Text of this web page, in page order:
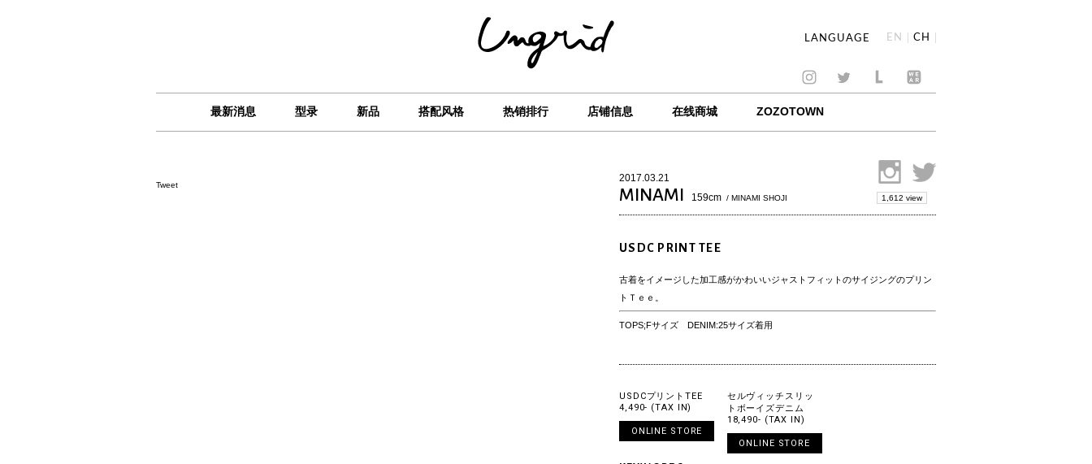
LANGUAGE EN CH
最新消息 型录 新品 搭配风格 热销排行 店铺信息 在线商城 ZOZOTOWN
Tweet
2017.03.21
MINAMI 159cm / MINAMI SHOJI 1,612 view
USDC PRINT TEE
古着をイメージした加工感がかわいいジャストフィットのサイジングのプリン
トＴｅｅ。
TOPS;Fサイズ DENIM:25サイズ着用
USDCプリントTEE
4,490- (TAX IN)
ONLINE STORE
セルヴィッチスリッ
トボーイズデニム
18,490- (TAX IN)
ONLINE STORE